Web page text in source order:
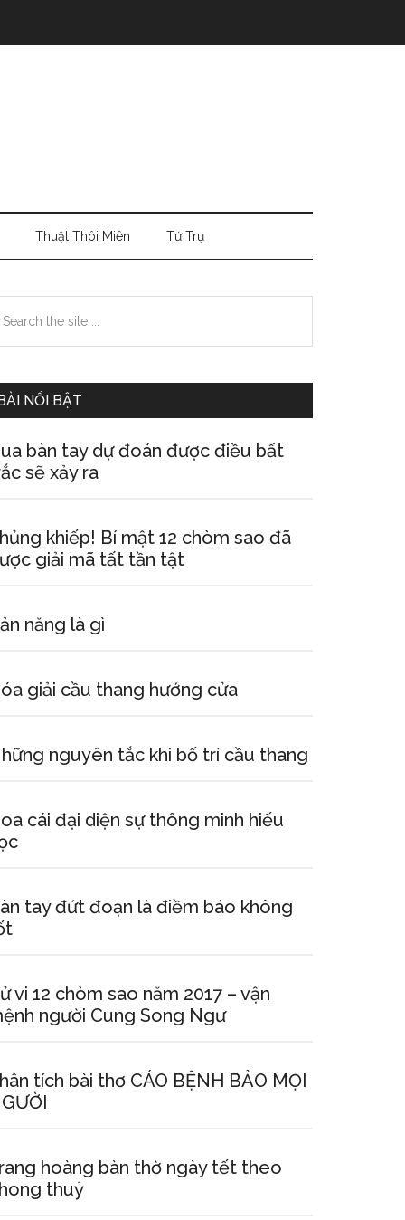
Thuật Thôi Miên Tứ Trụ
NỔI BẬT
bàn tay dự đoán được điều bất
sẽ xảy ra
khiếp! Bí mật 12 chòm sao đã
giải mã tất tần tật
năng là gì
giải cầu thang hướng cửa
nguyên tắc khi bố trí cầu thang
cái đại diện sự thông minh hiếu
tay đứt đoạn là điềm báo không
vi 12 chòm sao năm 2017 – vận
người Cung Song Ngư
tích bài thơ CÁO BỆNH BẢO MỌI
hoàng bàn thờ ngày tết theo
thuỷ